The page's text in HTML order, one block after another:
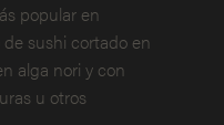
popular en
sushi cortado en
alga nori y con
u otros